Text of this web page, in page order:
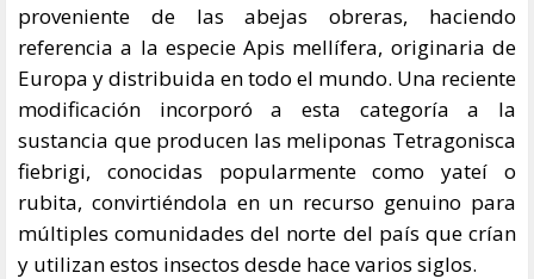
proveniente de las abejas obreras, haciendo
referencia a la especie Apis mellífera, originaria de
Europa y distribuida en todo el mundo. Una reciente
modificación incorporó a esta categoría a la
sustancia que producen las meliponas Tetragonisca
fiebrigi, conocidas popularmente como yateí o
rubita, convirtiéndola en un recurso genuino para
múltiples comunidades del norte del país que crían
y utilizan estos insectos desde hace varios siglos.